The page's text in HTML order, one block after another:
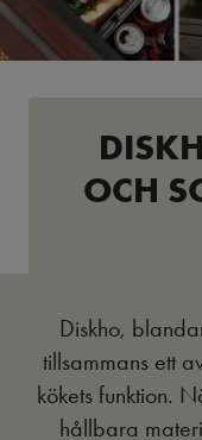
OCH
Diskho,
tillsammans ett
kökets funktion.
hållbara